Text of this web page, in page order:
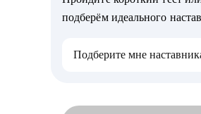
подберём идеального
Подберите мне